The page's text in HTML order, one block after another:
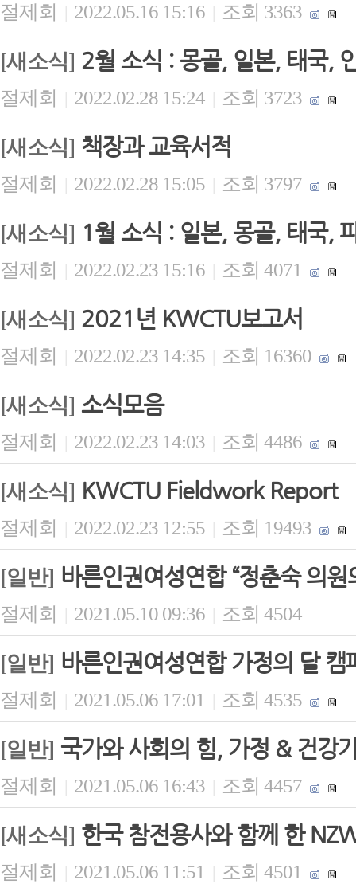
절제회 | 2022.05.16 15:16 | 조회 3363
[새소식] 2월 소식 : 몽골, 일본, 태국,
절제회 | 2022.02.28 15:24 | 조회 3723
[새소식] 책장과 교육서적
절제회 | 2022.02.28 15:05 | 조회 3797
[새소식] 1월 소식 : 일본, 몽골, 태국,
절제회 | 2022.02.23 15:16 | 조회 4071
[새소식] 2021년 KWCTU보고서
절제회 | 2022.02.23 14:35 | 조회 16360
[새소식] 소식모음
절제회 | 2022.02.23 14:03 | 조회 4486
[새소식] KWCTU Fieldwork Report
절제회 | 2022.02.23 12:55 | 조회 19493
[일반] 바른인권여성연합 “정춘숙 의
절제회 | 2021.05.10 09:36 | 조회 4504
[일반] 바른인권여성연합 가정의 달
절제회 | 2021.05.06 17:01 | 조회 4535
[일반] 국가와 사회의 힘, 가정 & 건강
절제회 | 2021.05.06 16:43 | 조회 4457
[새소식] 한국 참전용사와 함께 한
절제회 | 2021.05.06 11:51 | 조회 4501